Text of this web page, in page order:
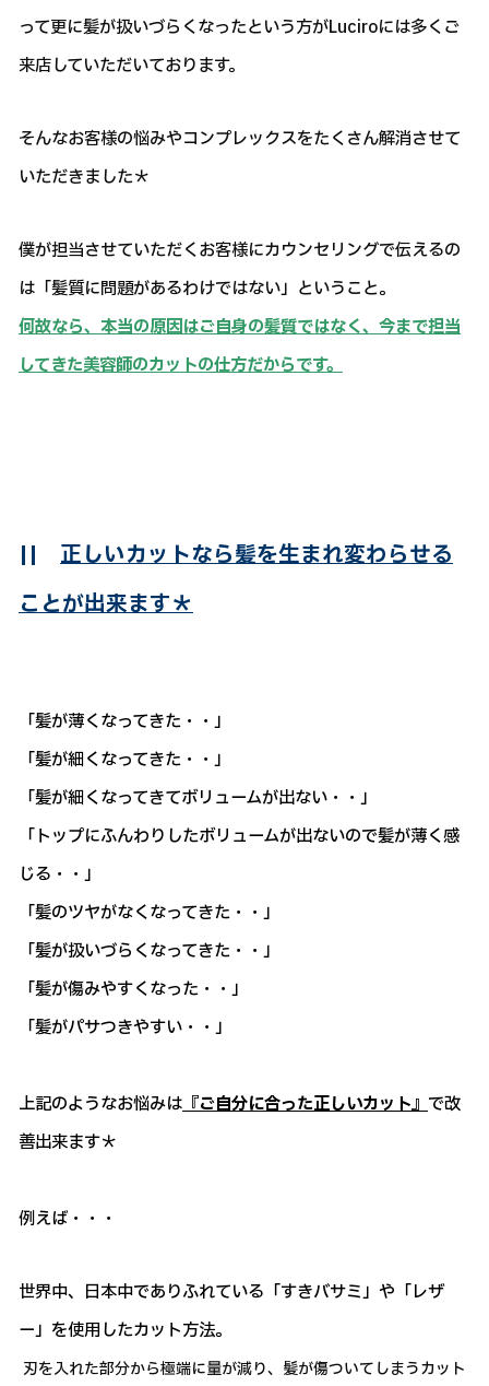
って更に髪が扱いづらくなったという方がLuciroには多くご
来店していただいております。
そんなお客様の悩みやコンプレックスをたくさん解消させて
いただきました＊
僕が担当させていただくお客様にカウンセリングで伝えるの
は「髪質に問題があるわけではない」ということ。
何故なら、本当の原因はご自身の髪質ではなく、今まで担当
してきた美容師のカットの仕方だからです。
|| 正しいカットなら髪を生まれ変わらせる
ことが出来ます＊
「髪が薄くなってきた・・」
「髪が細くなってきた・・」
「髪が細くなってきてボリュームが出ない・・」
「トップにふんわりしたボリュームが出ないので髪が薄く感
じる・・」
「髪のツヤがなくなってきた・・」
「髪が扱いづらくなってきた・・」
「髪が傷みやすくなった・・」
「髪がパサつきやすい・・」
上記のようなお悩みは『ご自分に合った正しいカット』で改
善出来ます＊
例えば・・・
世界中、日本中でありふれている「すきバサミ」や「レザ
ー」を使用したカット方法。
刃を入れた部分から極端に量が減り、髪が傷ついてしまうカット